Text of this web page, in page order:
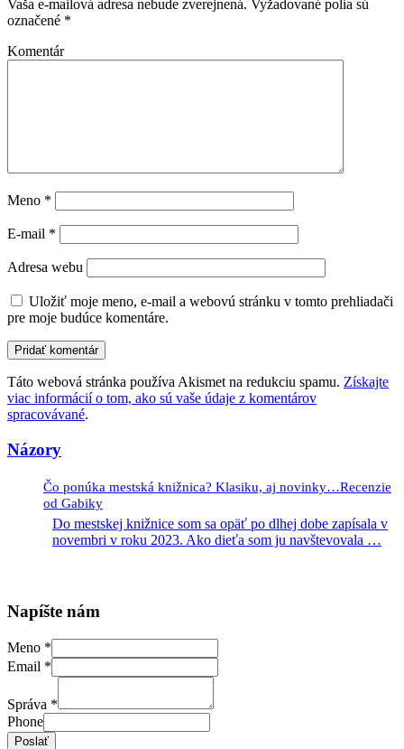
Vaša e-mailová adresa nebude zverejnená. Vyžadované polia sú
označené *
Komentár
Meno *
E-mail *
Adresa webu
Uložiť moje meno, e-mail a webovú stránku v tomto prehliadači
pre moje budúce komentáre.
Táto webová stránka používa Akismet na redukciu spamu. Získajte
viac informácií o tom, ako sú vaše údaje z komentárov
spracovávané.
Názory
Čo ponúka mestská knižnica? Klasiku, aj novinky…Recenzie
od Gabiky
Do mestskej knižnice som sa opäť po dlhej dobe zapísala v
novembri v roku 2023. Ako dieťa som ju navštevovala …
Napíšte nám
Meno *
Email *
Správa *
Phone
Poslať